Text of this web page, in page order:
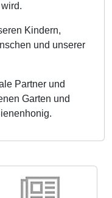
Kindern,
und unserer
Partner und
Garten und